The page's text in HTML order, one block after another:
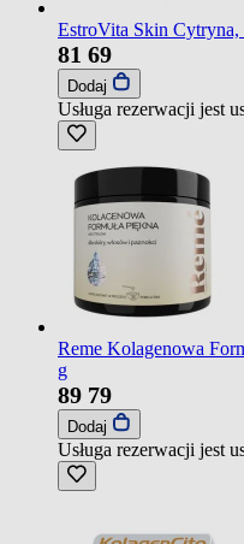
EstroVita Skin Cytryna,
81 69
Dodaj
Usługa rezerwacji jest
Reme Kolagenowa
g
89 79
Dodaj
Usługa rezerwacji jest